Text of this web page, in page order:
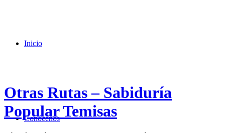
Inicio
Conócenos
Otras Rutas – Sabiduría
Popular Temisas